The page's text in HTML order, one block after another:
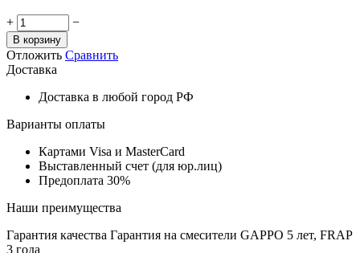
+ −
В корзину
Отложить Сравнить
Доставка
Доставка в любой город РФ
Варианты оплаты
Картами Visa и MasterCard
Выставленный счет (для юр.лиц)
Предоплата 30%
Наши преимущества
Гарантия качества Гарантия на смесители GAPPO 5 лет, FRAP
3 года